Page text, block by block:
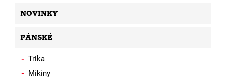
NOVINKY
PÁNSKÉ
Trika
Mikiny